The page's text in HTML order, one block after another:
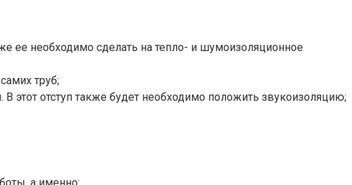
ее необходимо сделать на тепло- и шумоизоляционное
труб;
этот отступ также будет необходимо положить звукоизоляцию;
а именно: